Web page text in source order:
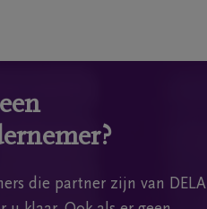
die partner zijn van DELA